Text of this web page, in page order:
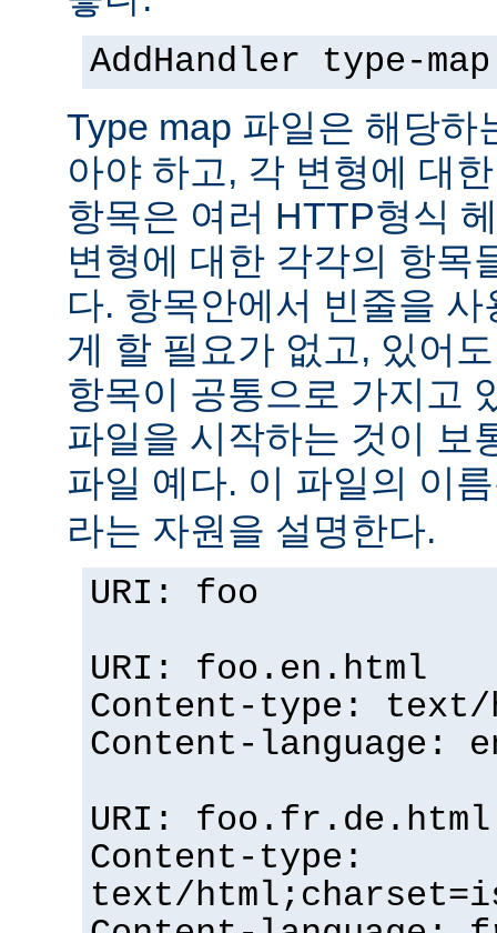
AddHandler type-
Type map 파일은 해당하
아야 하고, 각 변형에 대
항목은 여러 HTTP형식
변형에 대한 각각의 항목
다. 항목안에서 빈줄을
게 할 필요가 없고, 있어
항목이 공통으로 가지고
파일을 시작하는 것이 보
파일 예다. 이 파일의 이
라는 자원을 설명한다.
URI: foo
URI: foo.en.html
Content-type: text/
Content-language:
URI: foo.fr.de.html
Content-type:
text/